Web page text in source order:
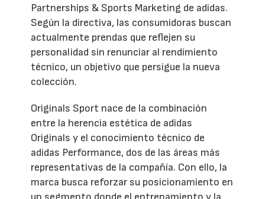
Partnerships & Sports Marketing de adidas.
Según la directiva, las consumidoras buscan
actualmente prendas que reflejen su
personalidad sin renunciar al rendimiento
técnico, un objetivo que persigue la nueva
colección.
Originals Sport nace de la combinación
entre la herencia estética de adidas
Originals y el conocimiento técnico de
adidas Performance, dos de las áreas más
representativas de la compañía. Con ello, la
marca busca reforzar su posicionamiento en